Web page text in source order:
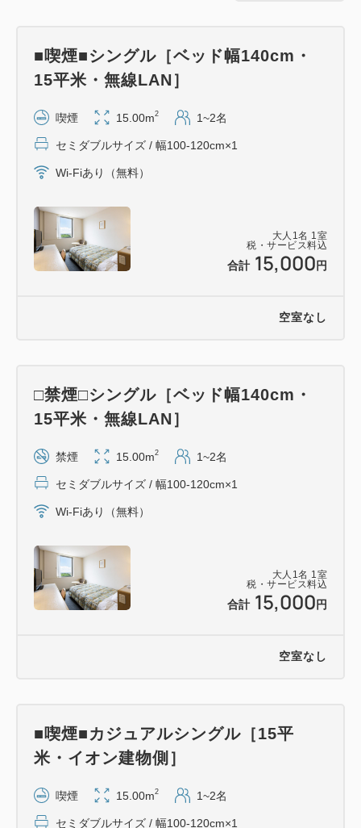
間の通路先に当ホテルとの連絡口がございます
＜朝食＞
朝食は付きません（チェックイン時に朝食リクエスト
可能）
■客室■
シングル（15平米）／ダブル（17平米）／ツイン
（24平米）
地域のホテルの中では比較的ゆったりとした滞在が叶
※無線LAN完備
※大浴場はございません 客室浴室をご利用ください
■アクセス■
燕市は新潟市と長岡市の中間地点
寺泊・弥彦・柏崎・上越方面もアクセスが良いエリア
・上越新幹線／弥彦線 燕三条駅（徒歩5分）
・北陸自動車道三条燕IC（車2分）
・コーヒーラウンジ「カフェ・ド・パリ」
お待ち合わせご商談などにお気軽にご利用下さい
大人 1 名 1 室
税・サービス料込
合計 15,000 円
■喫煙■シングル［ベッド幅140cm・
15平米・無線LAN］
喫煙 15.00m2 1~2名
セミダブルサイズ / 幅100-120cm×1
Wi-Fiあり（無料）
空室なし
大人 1 名 1 室
税・サービス料込
合計 15,000 円
□禁煙□シングル［ベッド幅140cm・
15平米・無線LAN］
禁煙 15.00m2 1~2名
セミダブルサイズ / 幅100-120cm×1
Wi-Fiあり（無料）
空室なし
■喫煙■カジュアルシングル［15平
米・イオン建物側］
喫煙 15.00m2 1~2名
セミダブルサイズ / 幅100-120cm×1